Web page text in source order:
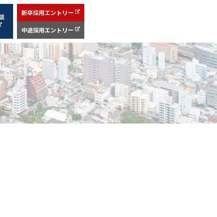
新卒採用エントリー
中途採用エントリー